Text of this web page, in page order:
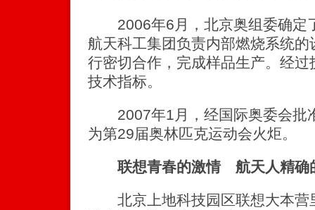
2006年6月，北京奥组委确定
航天科工集团负责内部燃烧系统
行密切合作，完成样品生产。经
技术指标。
2007年1月，经国际奥委会批
为第29届奥林匹克运动会火炬。
联想青春的激情 航天人精确
北京上地科技园区联想大本营